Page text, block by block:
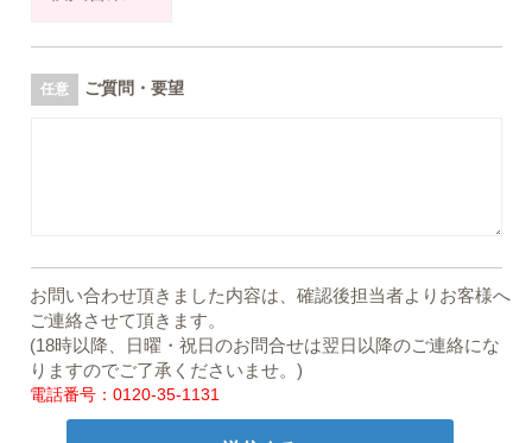
ご質問・要望
お問い合わせ頂きました内容は、確認後担当者よりお客様へ
ご連絡させて頂きます。
(18時以降、日曜・祝日のお問合せは翌日以降のご連絡にな
りますのでご了承くださいませ。)
電話番号：0120-35-1131